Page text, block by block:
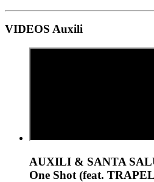
VIDEOS Auxili
AUXILI & SANTA
One Shot (feat.